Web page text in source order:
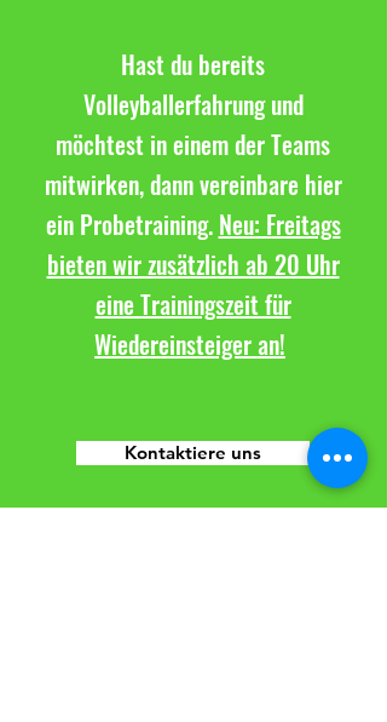
Hast du bereits
Volleyballerfahrung und
möchtest in einem der Teams
mitwirken, dann vereinbare hier
ein Probetraining. Neu: Freitags
bieten wir zusätzlich ab 20 Uhr
eine Trainingszeit für
Wiedereinsteiger an!
Kontaktiere uns